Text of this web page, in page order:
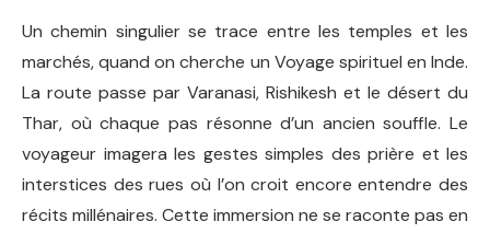
Un chemin singulier se trace entre les temples et les
marchés, quand on cherche un Voyage spirituel en Inde.
La route passe par Varanasi, Rishikesh et le désert du
Thar, où chaque pas résonne d’un ancien souffle. Le
voyageur imagera les gestes simples des prière et les
interstices des rues où l’on croit encore entendre des
récits millénaires. Cette immersion ne se raconte pas en